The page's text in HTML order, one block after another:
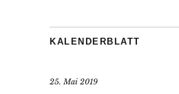
KALENDERBLATT
25. Mai 2019